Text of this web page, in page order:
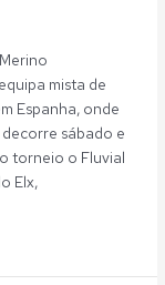
mista de
Espanha, onde
sábado e
torneio o Fluvial
Elx,